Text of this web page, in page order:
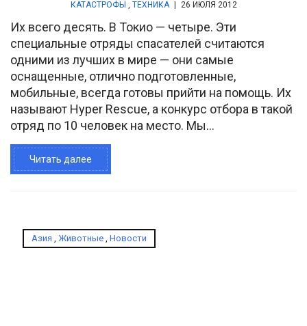
КАТАСТРОФЫ , ТЕХНИКА 26 ИЮЛЯ 2012
Их всего десять. В Токио — четыре. Эти
специальные отряды спасателей считаются
одними из лучших в мире — они самые
оснащенные, отлично подготовленные,
мобильные, всегда готовы прийти на помощь. Их
называют Hyper Rescue, а конкурс отбора в такой
отряд по 10 человек на место. Мы...
Читать далее
Азия , Животные , Новости